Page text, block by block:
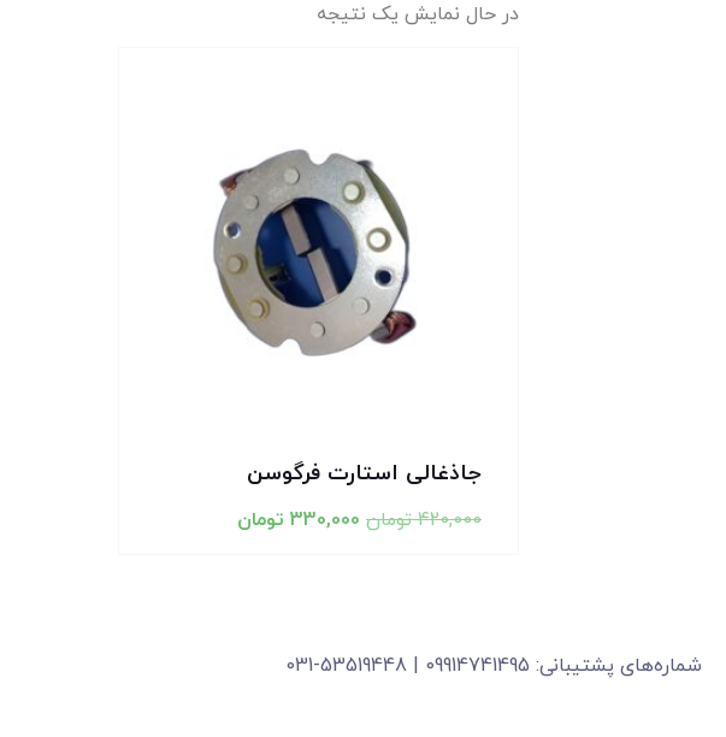
در حال نمایش یک نتیجه
جاذغالی استارت فرگوسن
420,000 تومان 330,000 تومان
شماره‌های پشتیبانی: 09914741495 | 53519448-031